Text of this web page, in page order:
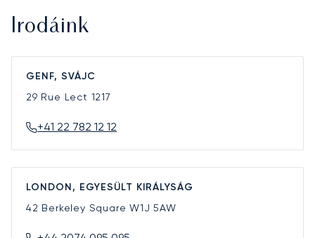
Irodáink
GENF, SVÁJC
29 Rue Lect 1217
+41 22 782 12 12
LONDON, EGYESÜLT KIRÁLYSÁG
42 Berkeley SquareW1J 5AW